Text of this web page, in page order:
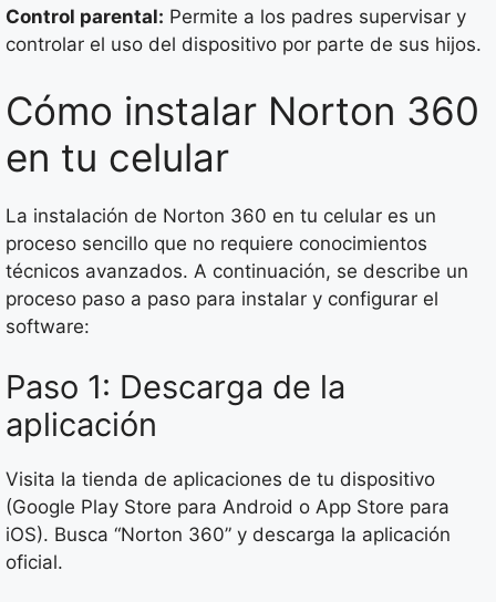
Control parental: Permite a los padres supervisar y
controlar el uso del dispositivo por parte de sus hijos.
Cómo instalar Norton 360
en tu celular
La instalación de Norton 360 en tu celular es un
proceso sencillo que no requiere conocimientos
técnicos avanzados. A continuación, se describe un
proceso paso a paso para instalar y configurar el
software:
Paso 1: Descarga de la
aplicación
Visita la tienda de aplicaciones de tu dispositivo
(Google Play Store para Android o App Store para
iOS). Busca “Norton 360” y descarga la aplicación
oficial.